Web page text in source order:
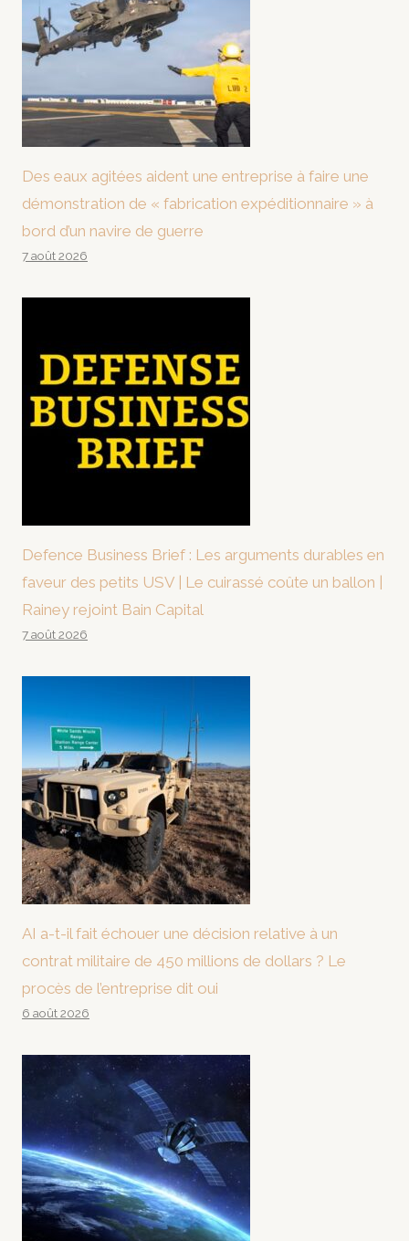
Des eaux agitées aident une entreprise à faire une
démonstration de « fabrication expéditionnaire » à
bord d’un navire de guerre
7 août 2026
Defence Business Brief : Les arguments durables en
faveur des petits USV | Le cuirassé coûte un ballon |
Rainey rejoint Bain Capital
7 août 2026
AI a-t-il fait échouer une décision relative à un
contrat militaire de 450 millions de dollars ? Le
procès de l’entreprise dit oui
6 août 2026